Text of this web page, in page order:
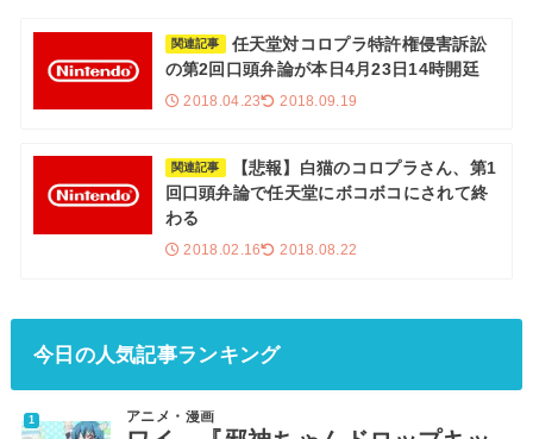
関連記事
任天堂対コロプラ特許権侵害訴訟
の第2回口頭弁論が本日4月23日14時開廷
2018.04.23 2018.09.19
関連記事
【悲報】白猫のコロプラさん、第1
回口頭弁論で任天堂にボコボコにされて終
わる
2018.02.16 2018.08.22
今日の人気記事ランキング
アニメ・漫画